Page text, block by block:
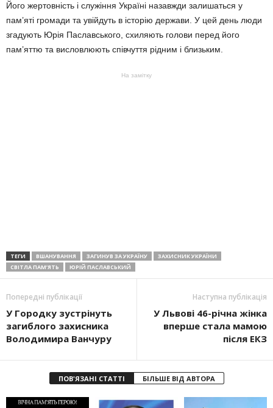
Його жертовність і служіння Україні назавжди залишаться у
пам’яті громади та увійдуть в історію держави. У цей день люди
згадують Юрія Паславського, схиляють голови перед його
пам’яттю та висловлюють співчуття рідним і близьким.
На замітку
ТЕГИ ВШАНУВАННЯ ЗАГИНУВ ЗА УКРАЇНУ
ЗАХИСНИК УКРАЇНИ
СВІТЛА ПАМ’ЯТЬ
ЮРІЙ ПАСЛАВСЬКИЙ
Попередні публікації
У Городку зустрінуть
загиблого захисника
Володимира Ванчуру
Наступна публікація
У Львові 46-річна жінка
вперше стала мамою
після ЕКЗ
ПОВ'ЯЗАНІ СТАТТІ БІЛЬШЕ ВІД АВТОРА